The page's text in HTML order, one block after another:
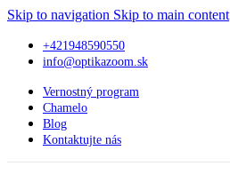
Skip to navigation Skip to main content
+421948590550
info@optikazoom.sk
Vernostný program
Chamelo
Blog
Kontaktujte nás